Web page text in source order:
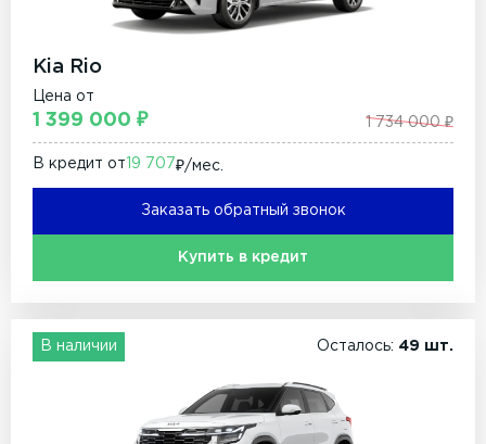
Kia Rio
Цена от
1 399 000 ₽ 1 734 000 ₽
В кредит от 19 707₽/мec.
Заказать обратный звонок
Купить в кредит
В наличии Осталось: 49 шт.